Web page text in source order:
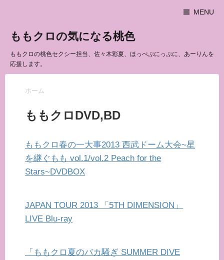
MENU
ももクロの気になる桃色
ももクロの桃色セクシー担当、佐々木彩夏、ほっぺぷにっぷに、あーりんを
応援します。
ホーム
ももクロDVD,BD
ももクロ春の一大事2013 西武ドーム大会~星
を継ぐもも vol.1/vol.2 Peach for the
Stars~DVDBOX
JAPAN TOUR 2013 「5TH DIMENSION」
LIVE Blu-ray
「ももクロ夏のバカ騒ぎ SUMMER DIVE